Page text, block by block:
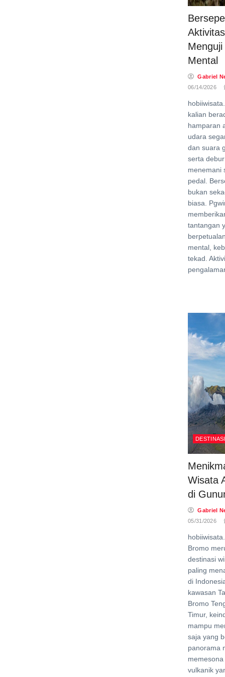
Mental
Gabriel
06/14/2026
kalian
hamparan
udara
dan suara
serta
menemani
pedal.
bukan
biasa.
tantangan
mental,
tekad.
Wisata
di
Gabriel
05/31/2026
Bromo
destinasi
paling
di
kawasan
Bromo
Timur,
mampu
saja yang
panorama
vulkanik